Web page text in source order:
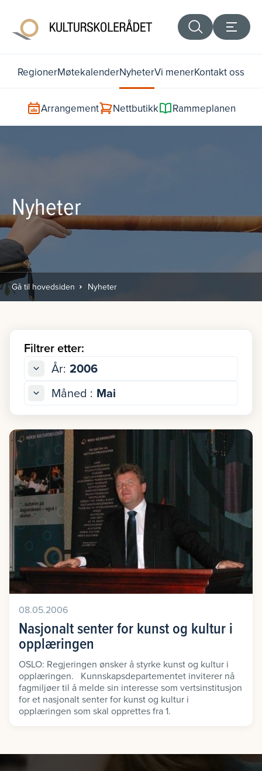
RegionerMøtekalenderNyheterVi menerKontakt oss
Arrangement Nettbutikk Rammeplanen
Nyheter
Gå til hovedsiden Nyheter
Filtrer etter:
År: 2006
Måned : Mai
08.05.2006
Nasjonalt senter for kunst og kultur i
opplæringen
OSLO: Regjeringen ønsker å styrke kunst og kultur i
opplæringen. Kunnskapsdepartementet inviterer nå
fagmiljøer til å melde sin interesse som vertsinstitusjon
for et nasjonalt senter for kunst og kultur i
opplæringen som skal opprettes fra 1.